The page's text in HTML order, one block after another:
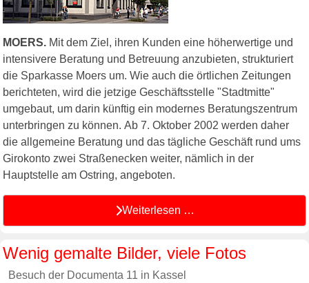
MOERS. Mit dem Ziel, ihren Kunden eine höherwertige und
intensivere Beratung und Betreuung anzubieten, strukturiert
die Sparkasse Moers um. Wie auch die örtlichen Zeitungen
berichteten, wird die jetzige Geschäftsstelle "Stadtmitte"
umgebaut, um darin künftig ein modernes Beratungszentrum
unterbringen zu können. Ab 7. Oktober 2002 werden daher
die allgemeine Beratung und das tägliche Geschäft rund ums
Girokonto zwei Straßenecken weiter, nämlich in der
Hauptstelle am Ostring, angeboten.
Weiterlesen …
Wenig gemalte Bilder, viele Fotos
Besuch der Documenta 11 in Kassel